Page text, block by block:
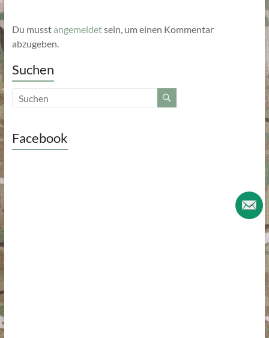
Du musstangemeldetsein, um einen Kommentar
abzugeben.
Suchen
Facebook